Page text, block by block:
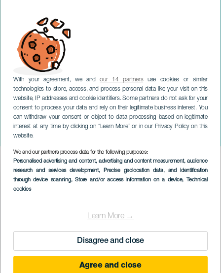
With your agreement, we andour 14 partnersuse cookies or similar
technologies to store, access, and process personal data like your visit on this
website, IP addresses and cookie identifiers. Some partners do not ask for your
consent to process your data and rely on their legitimate business interest. You
can withdraw your consent or object to data processing based on legitimate
interest at any time by clicking on “Learn More” or in our Privacy Policy on this
website.
We and our partners process data for the following purposes:
Personalised advertising and content, advertising and content measurement, audience
research and services development, Precise geolocation data, and identification
through device scanning, Store and/or access information on a device, Technical
cookies
Learn More →
Disagree and close
Agree and close
Juan Brito og prinsessen Ico
LANZAROTE
Imagen
Listado